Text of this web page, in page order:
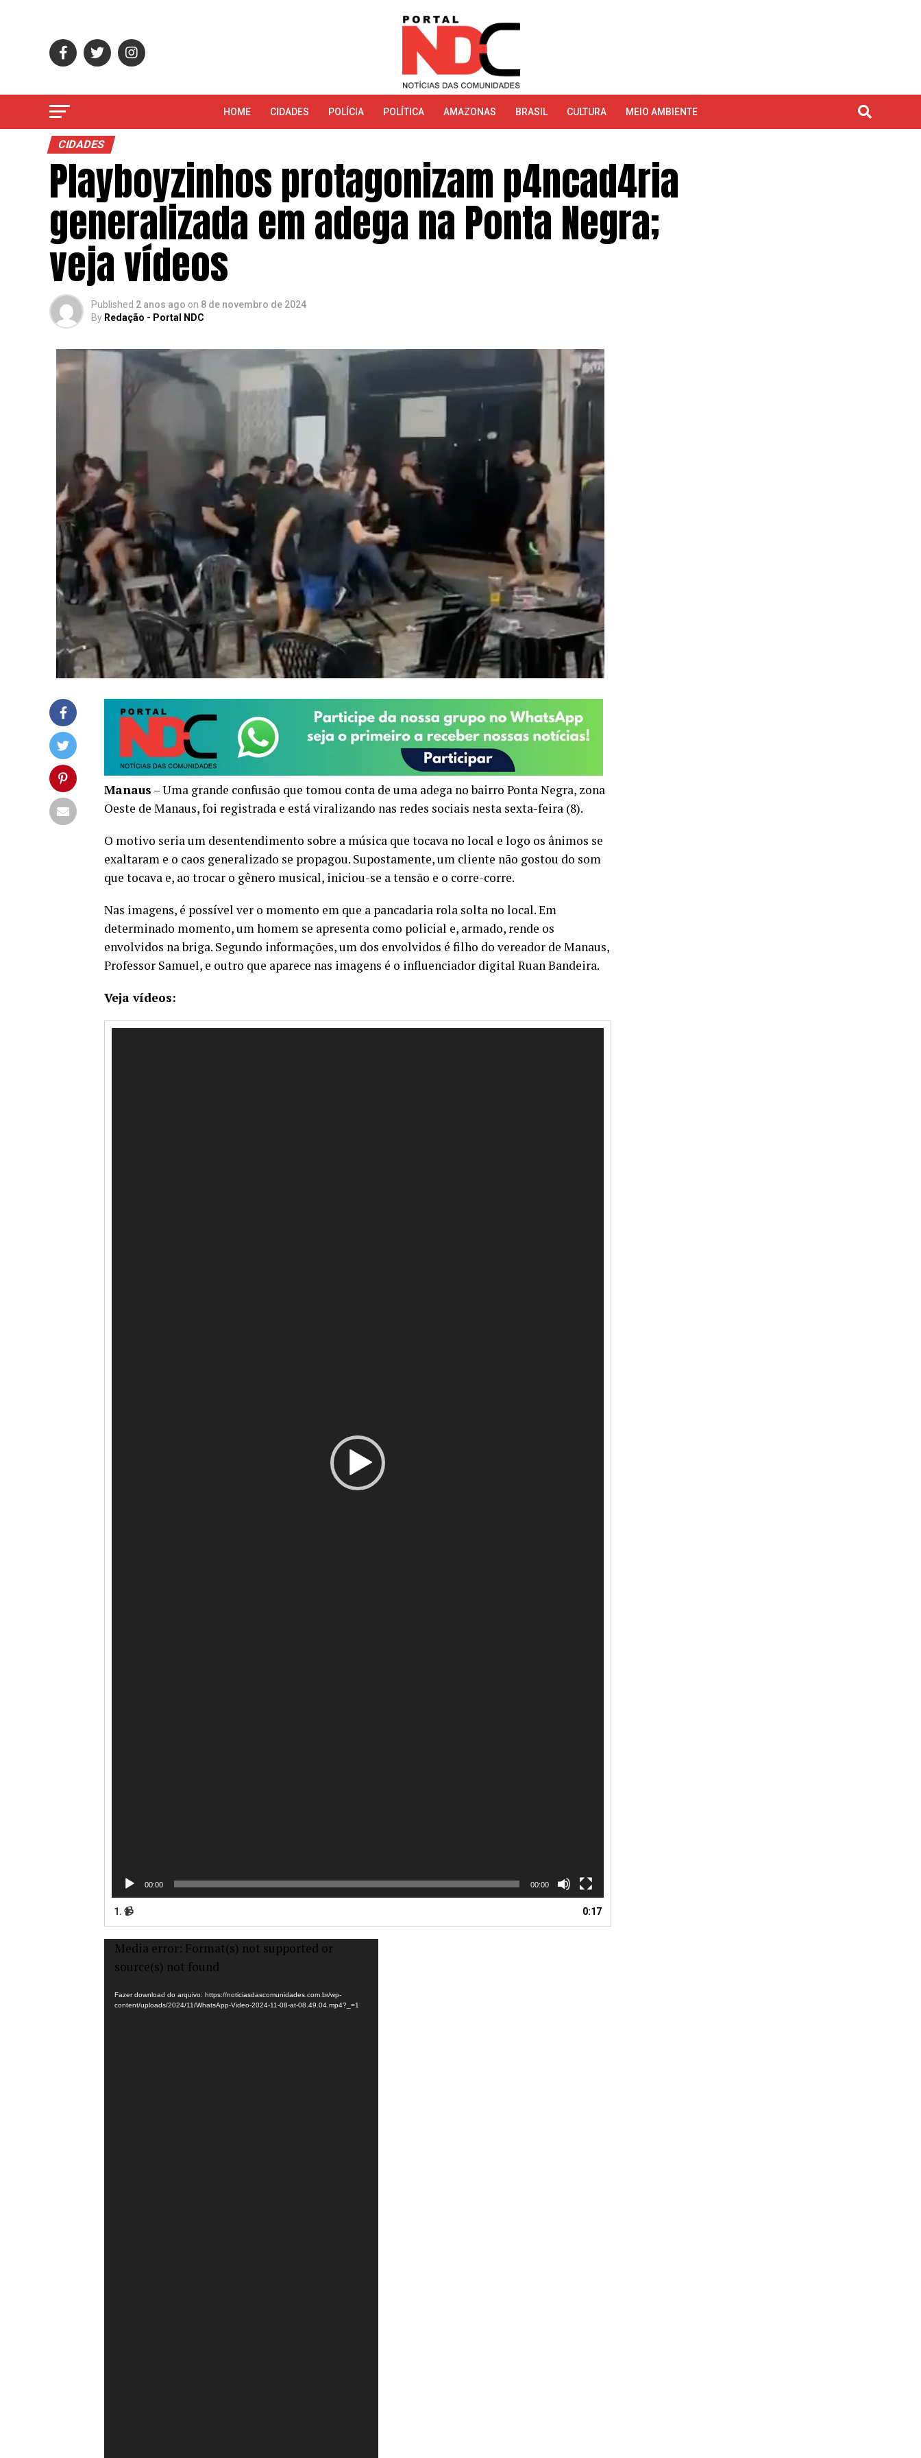
HOME CIDADES POLÍCIA POLÍTICA AMAZONAS BRASIL CULTURA MEIO AMBIENTE
CIDADES
Playboyzinhos protagonizam p4ncad4ria
generalizada em adega na Ponta Negra;
veja vídeos
Published 2 anos ago on 8 de novembro de 2024
By Redação - Portal NDC
Manaus – Uma grande confusão que tomou conta de uma adega no bairro Ponta Negra, zona
Oeste de Manaus, foi registrada e está viralizando nas redes sociais nesta sexta-feira (8).
O motivo seria um desentendimento sobre a música que tocava no local e logo os ânimos se
exaltaram e o caos generalizado se propagou. Supostamente, um cliente não gostou do som
que tocava e, ao trocar o gênero musical, iniciou-se a tensão e o corre-corre.
Nas imagens, é possível ver o momento em que a pancadaria rola solta no local. Em
determinado momento, um homem se apresenta como policial e, armado, rende os
envolvidos na briga. Segundo informações, um dos envolvidos é filho do vereador de Manaus,
Professor Samuel, e outro que aparece nas imagens é o influenciador digital Ruan Bandeira.
Veja vídeos:
00:00 00:00
1. 📹 0:17
Tocador
de
Media error: Format(s) not supported or
source(s) not found
Fazer download do arquivo: https://noticiasdascomunidades.com.br/wp-
content/uploads/2024/11/WhatsApp-Video-2024-11-08-at-08.49.04.mp4?_=1